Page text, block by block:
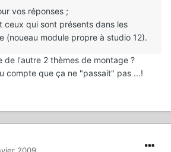
vos réponses ;
ceux qui sont présents dans les
(noueau module propre à studio 12).
de l'autre 2 thèmes de montage ?
compte que ça ne "passait" pas ...!